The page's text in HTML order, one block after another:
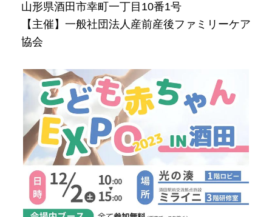
山形県酒田市幸町一丁目10番1号
【主催】一般社団法人産前産後ファミリーケア
協会